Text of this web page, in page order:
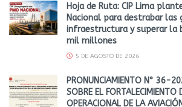
Hoja de Ruta: CIP Lima
Nacional para destrabar las
infraestructura y superar la
mil millones
5 DE AGOSTO DE 2026
PRONUNCIAMIENTO N° 36-
SOBRE EL FORTALECIMIENTO
OPERACIONAL DE LA